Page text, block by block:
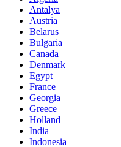
Antalya
Austria
Belarus
Bulgaria
Canada
Denmark
Egypt
France
Georgia
Greece
Holland
India
Indonesia